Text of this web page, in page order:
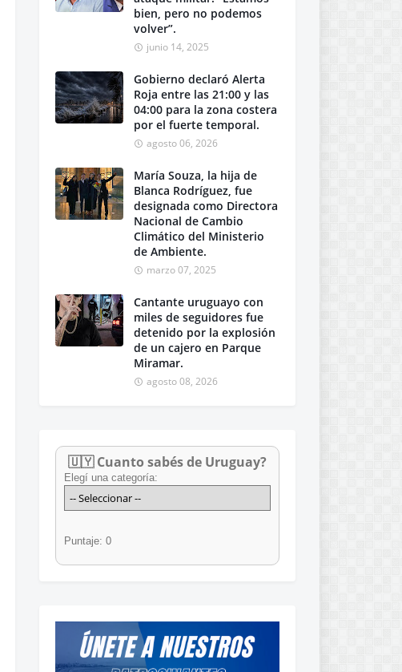
bien, pero no podemos
volver”.
junio 14, 2025
Gobierno declaró Alerta
Roja entre las 21:00 y las
04:00 para la zona costera
por el fuerte temporal.
agosto 06, 2026
María Souza, la hija de
Blanca Rodríguez, fue
designada como Directora
Nacional de Cambio
Climático del Ministerio
de Ambiente.
marzo 07, 2025
Cantante uruguayo con
miles de seguidores fue
detenido por la explosión
de un cajero en Parque
Miramar.
agosto 08, 2026
🇺🇾 Cuanto sabés de Uruguay?
Elegí una categoría:
Puntaje: 0